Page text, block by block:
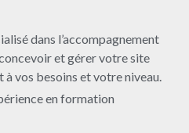
dans l’accompagnement
et gérer votre site
à vos besoins et votre niveau.
en formation